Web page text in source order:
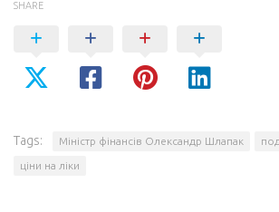
SHARE
Tags: Міністр фінансів Олександр Шлапак
ціни на ліки